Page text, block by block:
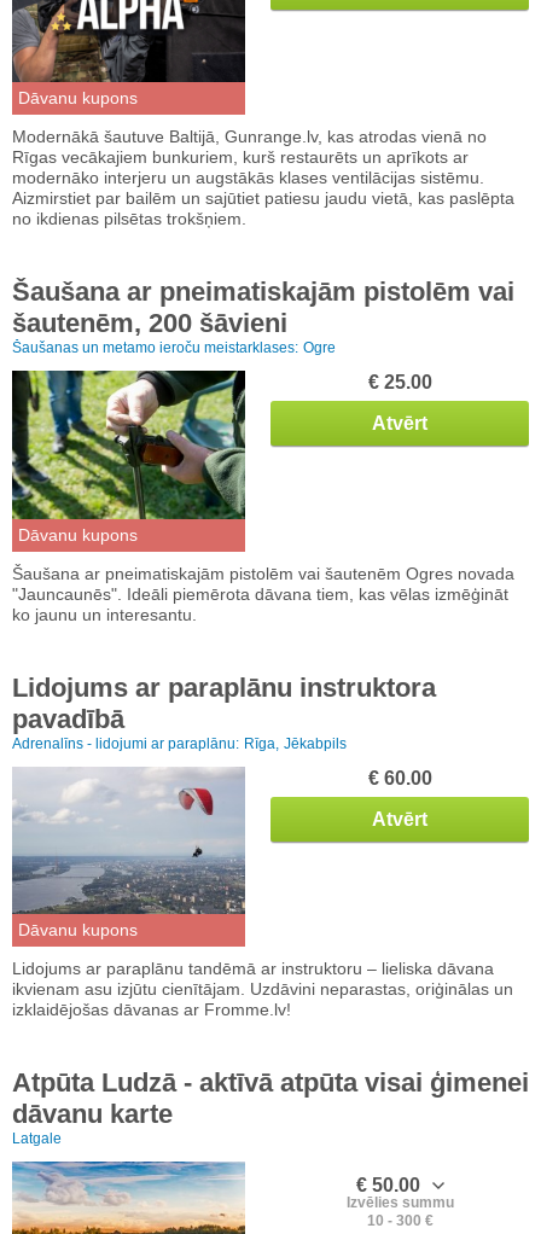
Dāvanu kupons
Modernākā šautuve Baltijā, Gunrange.lv, kas atrodas vienā no
Rīgas vecākajiem bunkuriem, kurš restaurēts un aprīkots ar
modernāko interjeru un augstākās klases ventilācijas sistēmu.
Aizmirstiet par bailēm un sajūtiet patiesu jaudu vietā, kas paslēpta
no ikdienas pilsētas trokšņiem.
Šaušana ar pneimatiskajām pistolēm vai
šautenēm, 200 šāvieni
Šaušanas un metamo ieroču meistarklases: Ogre
Dāvanu kupons
€ 25.00
Atvērt
Šaušana ar pneimatiskajām pistolēm vai šautenēm Ogres novada
"Jauncaunēs". Ideāli piemērota dāvana tiem, kas vēlas izmēģināt
ko jaunu un interesantu.
Lidojums ar paraplānu instruktora
pavadībā
Adrenalīns - lidojumi ar paraplānu: Rīga, Jēkabpils
Dāvanu kupons
€ 60.00
Atvērt
Lidojums ar paraplānu tandēmā ar instruktoru – lieliska dāvana
ikvienam asu izjūtu cienītājam. Uzdāvini neparastas, oriģinālas un
izklaidējošas dāvanas ar Fromme.lv!
Atpūta Ludzā - aktīvā atpūta visai ģimenei
dāvanu karte
Latgale
€ 50.00
Izvēlies summu
10 - 300 €